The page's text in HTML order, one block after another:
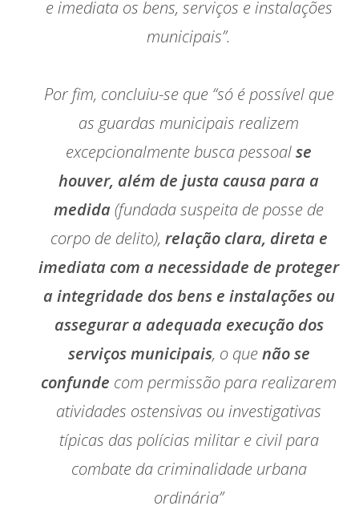
e imediata os bens, serviços e instalações
municipais”.
Por fim, concluiu-se que “só é possível que
as guardas municipais realizem
excepcionalmente busca pessoalse
houver, além de justa causa para a
medida (fundada suspeita de posse de
corpo de delito), relação clara, direta e
imediata com a necessidade de proteger
a integridade dos bens e instalações ou
assegurar a adequada execução dos
serviços municipais, o quenão se
confunde com permissão para realizarem
atividades ostensivas ou investigativas
típicas das polícias militar e civil para
combate da criminalidade urbana
ordinária”